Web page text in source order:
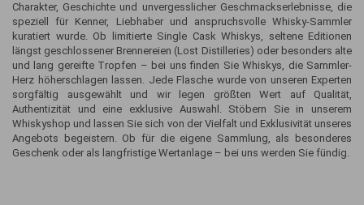
Charakter, Geschichte und unvergesslicher Geschmackserlebnisse, die
speziell für Kenner, Liebhaber und anspruchsvolle Whisky-Sammler
kuratiert wurde. Ob limitierte Single Cask Whiskys, seltene Editionen
längst geschlossener Brennereien (Lost Distilleries) oder besonders alte
und lang gereifte Tropfen – bei uns finden Sie Whiskys, die Sammler-
Herz höherschlagen lassen. Jede Flasche wurde von unseren Experten
sorgfältig ausgewählt und wir legen größten Wert auf Qualität,
Authentizität und eine exklusive Auswahl. Stöbern Sie in unserem
Whiskyshop und lassen Sie sich von der Vielfalt und Exklusivität unseres
Angebots begeistern. Ob für die eigene Sammlung, als besonderes
Geschenk oder als langfristige Wertanlage – bei uns werden Sie fündig.